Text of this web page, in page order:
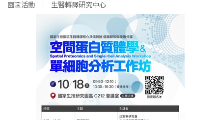
園區活動 生醫轉譯研究中心